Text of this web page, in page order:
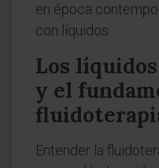
en época
con líquidos.
Los
y el
Entender la